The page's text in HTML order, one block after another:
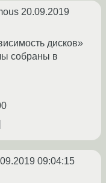
20.09.2019
дисков»
собраны в
09:04:15